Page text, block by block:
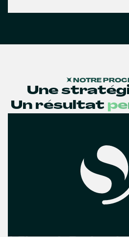
NOTRE
Une
Un résultat